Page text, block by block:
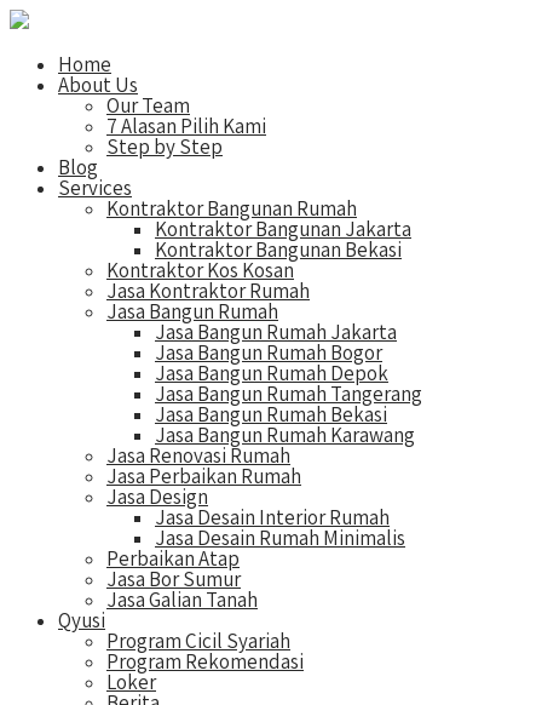
Home
About Us
Our Team
7 Alasan Pilih Kami
Step by Step
Blog
Services
Kontraktor Bangunan Rumah
Kontraktor Bangunan Jakarta
Kontraktor Bangunan Bekasi
Kontraktor Kos Kosan
Jasa Kontraktor Rumah
Jasa Bangun Rumah
Jasa Bangun Rumah Jakarta
Jasa Bangun Rumah Bogor
Jasa Bangun Rumah Depok
Jasa Bangun Rumah Tangerang
Jasa Bangun Rumah Bekasi
Jasa Bangun Rumah Karawang
Jasa Renovasi Rumah
Jasa Perbaikan Rumah
Jasa Design
Jasa Desain Interior Rumah
Jasa Desain Rumah Minimalis
Perbaikan Atap
Jasa Bor Sumur
Jasa Galian Tanah
Qyusi
Program Cicil Syariah
Program Rekomendasi
Loker